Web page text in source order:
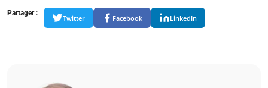
Partager :
Twitter Facebook LinkedIn